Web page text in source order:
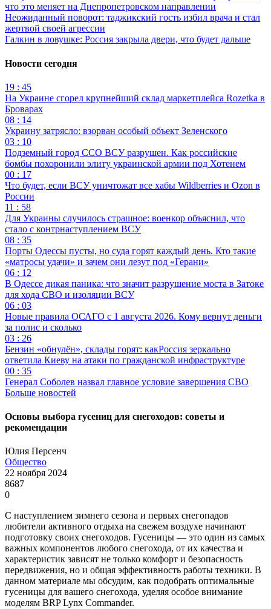
что это меняет на Днепропетровском направлении
Неожиданный поворот: таджикский гость избил врача и стал
жертвой своей агрессии
Галкин в ловушке: Россия закрыла двери, что будет дальше
Новости сегодня
19 : 45
На Украине сгорел крупнейший склад маркетплейса Rozetka в
Броварах
08 : 14
Украину затрясло: взорван особый объект Зеленского
03 : 10
Подземный город ССО ВСУ разрушен. Как российские
бомбы похоронили элиту украинской армии под Хотенем
00 : 17
Что будет, если ВСУ уничтожат все хабы Wildberries и Ozon в
России
11 : 58
Для Украины случилось страшное: военкор объяснил, что
стало с контрнаступлением ВСУ
08 : 35
Порты Одессы пусты, но суда горят каждый день. Кто такие
«матросы удачи» и зачем они лезут под «Герани»
06 : 12
В Одессе дикая паника: что значит разрушение моста в Затоке
для хода СВО и изоляции ВСУ
06 : 03
Новые правила ОСАГО с 1 августа 2026. Кому вернут деньги
за полис и сколько
03 : 26
Бензин «обнулён», склады горят: какРоссия зеркально
ответила Киеву на атаки по гражданской инфраструктуре
00 : 35
Генерал Соболев назвал главное условие завершения СВО
Больше новостей
Основы выбора гусениц для снегоходов: советы и
рекомендации
Юлия Персенч
Общество
22 ноября 2024
8687
0
С наступлением зимнего сезона и первых снегопадов
любители активного отдыха на свежем воздухе начинают
подготовку своих снегоходов. Гусеницы — это один из самых
важных компонентов любого снегохода, от их качества и
характеристик зависят не только комфорт и безопасность
передвижения, но и общая эффективность работы техники. В
данном материале мы обсудим, как подобрать оптимальные
гусеницы для вашего снегохода, уделяя особое внимание
моделям BRP Lynx Commander.